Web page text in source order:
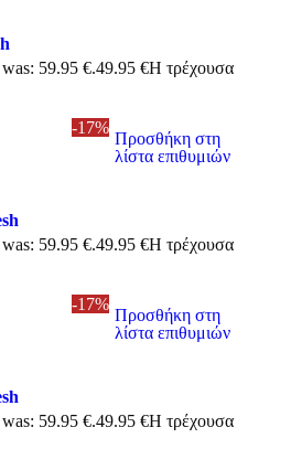
59.95 €.49.95 €Η τρέχουσα
-17%
Προσθήκη στη
λίστα επιθυμιών
59.95 €.49.95 €Η τρέχουσα
-17%
Προσθήκη στη
λίστα επιθυμιών
59.95 €.49.95 €Η τρέχουσα